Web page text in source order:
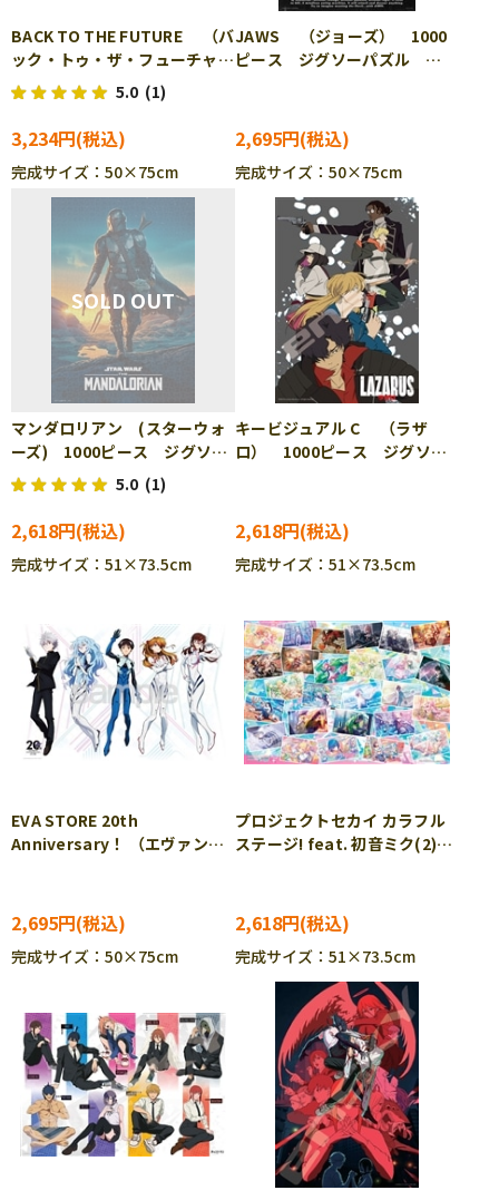
BACK TO THE FUTURE （バ
ック・トゥ・ザ・フューチャ
ー） 1000ピース ジグソー
パズル YAM-10-1503
5.0 (1)
3,234円
完成サイズ：50×75cm
JAWS （ジョーズ） 1000
ピース ジグソーパズル
2,695円
完成サイズ：50×75cm
マンダロリアン (スターウォ
ーズ) 1000ピース ジグソー
パズル TEN-W1000-677
5.0 (1)
2,618円
完成サイズ：51×73.5cm
キービジュアル C （ラザ
ロ） 1000ピース ジグソー
2,618円
完成サイズ：51×73.5cm
EVA STORE 20th
Anniversary！ （エヴァンゲ
2,695円
完成サイズ：50×75cm
プロジェクトセカイ カラフル
ステージ! feat. 初音ミク(2)
549
2,618円
完成サイズ：51×73.5cm